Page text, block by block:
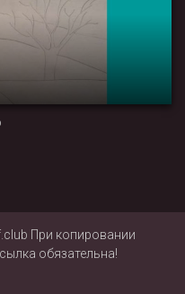
При копировании
обязательна!